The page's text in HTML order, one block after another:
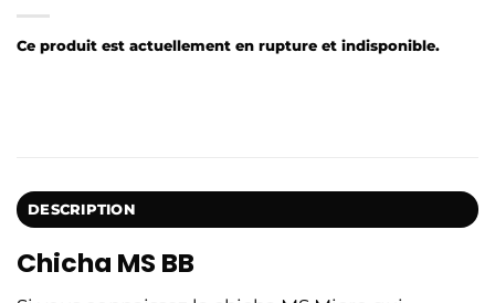
Ce produit est actuellement en rupture et indisponible.
DESCRIPTION
Chicha MS BB